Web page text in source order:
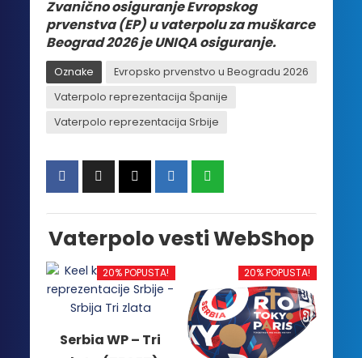
Zvanično osiguranje Evropskog
prvenstva (EP) u vaterpolu za muškarce
Beograd 2026 je UNIQA osiguranje.
Oznake
Evropsko prvenstvo u Beogradu 2026
Vaterpolo reprezentacija Španije
Vaterpolo reprezentacija Srbije
Vaterpolo vesti WebShop
20% POPUSTA!
Serbia WP – Tri
20% POPUSTA!